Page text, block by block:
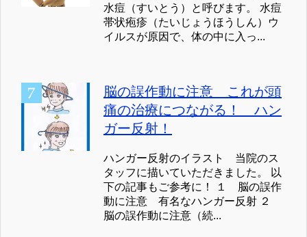
水痘（すいとう）と呼びます。 水痘
帯状疱疹（たいじょうほうしん）ウ
イルスが原因で、体の中に入っ...
脳の誤作動に注意 これが頭
痛の治療につながる！ ハン
ガー反射！
ハンガー反射のイラスト 当院のス
タッフに描いていただきました。 以
下の記事もご参考に！ １ 脳の誤作
動に注意 有名なハンガー反射 ２
脳の誤作動に注意（続...